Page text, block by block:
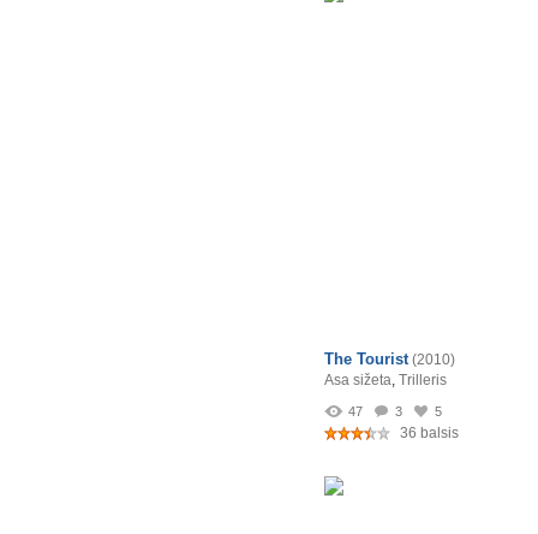
The Tourist (2010)
Asa sižeta, Trilleris
47 3 5
36 balsis